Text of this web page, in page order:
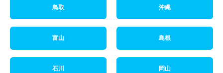
鳥取 沖縄
富山 島根
石川 岡山